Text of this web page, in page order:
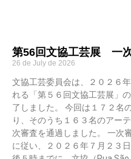
第56回文協工芸展 一
26 de July de 2026
文協工芸委員会は、２０２６
れる「第５６回文協工芸展」
了しました。 今回は１７２名
り、そのうち１６３名のアー
次審査を通過しました。 一次
に従い、２０２６年７月２３